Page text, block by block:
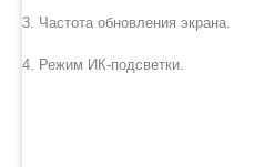
3. Частота обновления экрана.
4. Режим ИК-подсветки.